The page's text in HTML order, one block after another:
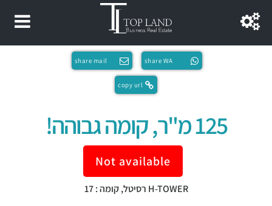
share WA
share mail
copy url
125 מ"ר, קומה גבוהה!
Not available
H-TOWER רסיטל, קומה : 17